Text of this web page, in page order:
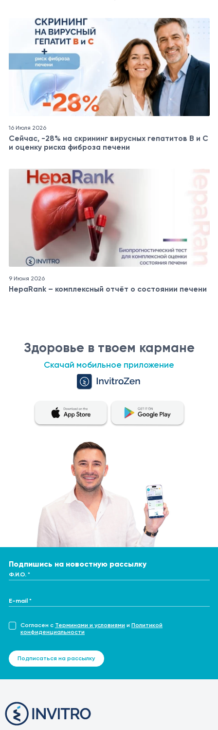
16 Июля 2026
Сейчас, -28% на скрининг вирусных гепатитов B и C
и оценку риска фиброза печени
9 Июня 2026
HepaRank – комплексный отчёт о состоянии печени
Здоровье в твоем кармане
Скачай мобильное приложение
Подпишись на новостную рассылку
Ф.И.О. *
E-mail *
Согласен с Терминами и условиями и Политикой
конфиденциальности
Подписаться на рассылку